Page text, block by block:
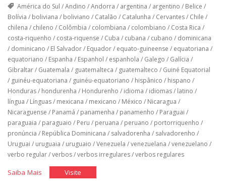
América do Sul /Andino /Andorra / argentina / argentino / Belice /
Bolívia / boliviana / boliviano / Catalão / Catalunha / Cervantes/ Chile /
chilena / chileno / Colômbia / colombiana / colombiano / Costa Rica /
costa-riquenho / costa-riquense / Cuba / cubana / cubano / dominicana
/ dominicano / El Salvador/ Equador/ equato-guineense / equatoriana /
equatoriano / Espanha / Espanhol / espanhola / Galego / Galícia /
Gibraltar/ Guatemala / guatemalteca / guatemalteco / Guiné Equatorial
/ guinéu-equatoriana / guinéu-equatoriano / hispânico / hispano /
Honduras/ hondurenha / Hondurenho / idioma / idiomas/ latino /
língua / Línguas/ mexicana / mexicano / México / Nicaragua /
Nicaraguense / Panamá / panamenha / panamenho / Paraguai /
paraguaia / paraguaio / Peru / peruana / peruano / portorriquenho /
pronúncia / República Dominicana / salvadorenha / salvadorenho /
Uruguai / uruguaia / uruguaio /Venezuela /venezuelana /venezuelano /
verbo regular/verbos/verbos irregulares/verbos regulares
Saiba Mais"EspanholVisite"Espanhol